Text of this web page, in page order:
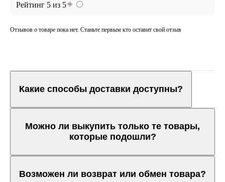
Рейтинг 5 из 5
Отзывов о товаре пока нет. Станьте первым кто оставит свой отзыв
Какие способы доставки доступны?
Можно ли выкупить только те товары,
которые подошли?
Возможен ли возврат или обмен товара?